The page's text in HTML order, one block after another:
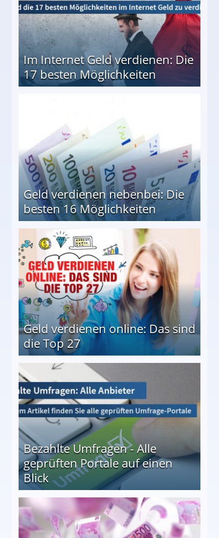
Im Internet Geld verdienen: Die
17 besten Möglichkeiten
Geld verdienen nebenbei: Die
besten 16 Möglichkeiten
Geld verdienen online: Das sind
die Top 27
Bezahlte Umfragen - Alle
geprüften Portale auf einen
Blick
auf einen Blick